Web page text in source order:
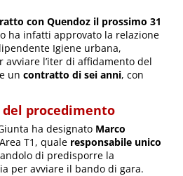
con Quendoz il prossimo 31
ha infatti approvato la relazione
Igiene urbana,
l’iter di affidamento del
uncontratto di sei anni, con
del procedimento
ha designato Marco
T1, quale responsabile unico
di predisporre la
per avviare il bando di gara.